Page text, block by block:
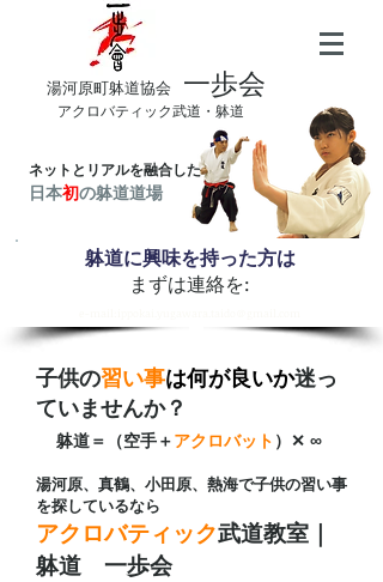
​湯河原町躰道協会 一歩会
アクロバティック武道・躰道
ネットとリアルを融合した
日本初の躰道道場
躰道に興味を持った方は
まずは連絡を:
子供の習い事は何が良いか迷っ
ていませんか？
躰道＝（空手＋アクロバット ）✕ ∞
湯河原、真鶴、小田原、熱海で子供の習い事
を探しているなら
アクロバティック武道教室｜
躰道 一歩会